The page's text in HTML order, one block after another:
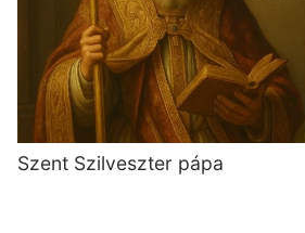
Szent Szilveszter pápa